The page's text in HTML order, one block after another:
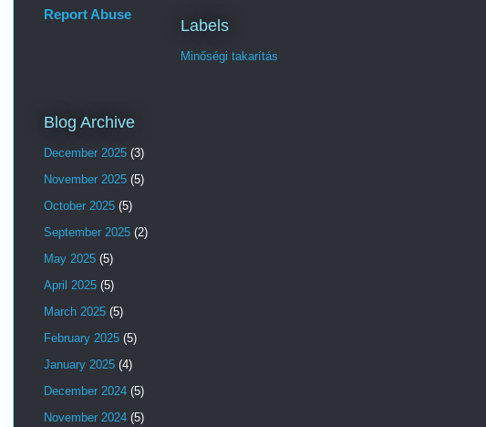
Report Abuse
Labels
Minőségi takarítás
Blog Archive
December 2025 (3)
November 2025 (5)
October 2025 (5)
September 2025 (2)
May 2025 (5)
April 2025 (5)
March 2025 (5)
February 2025 (5)
January 2025 (4)
December 2024 (5)
November 2024 (5)